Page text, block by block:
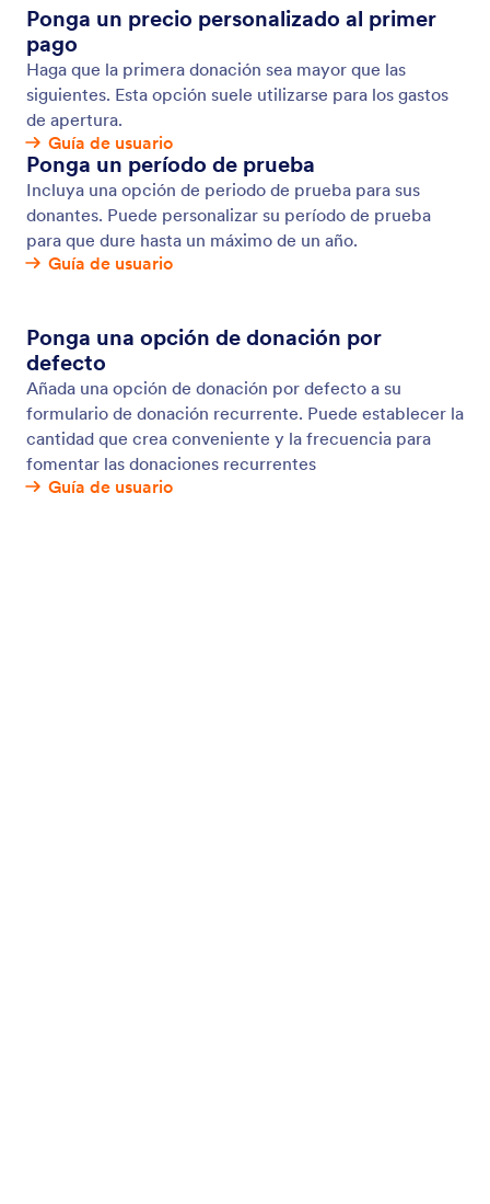
formulario de donación en línea. Personalice,
comparta e insértelo sin codificación. Intégrelo con
más de 30 populares procesadores de pago, ¡sin
pagar ningún recargo adicional a Jotform!
Opciones de pagos recurrentes
Facilite el pago de suscripciones en línea,
membresías y donaciones mensuales para sus
clientes. Configure pagos recurrentes en sus
formularios para facturar a sus clientes